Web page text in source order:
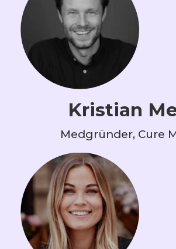
Kristian
Medgründer, Cure